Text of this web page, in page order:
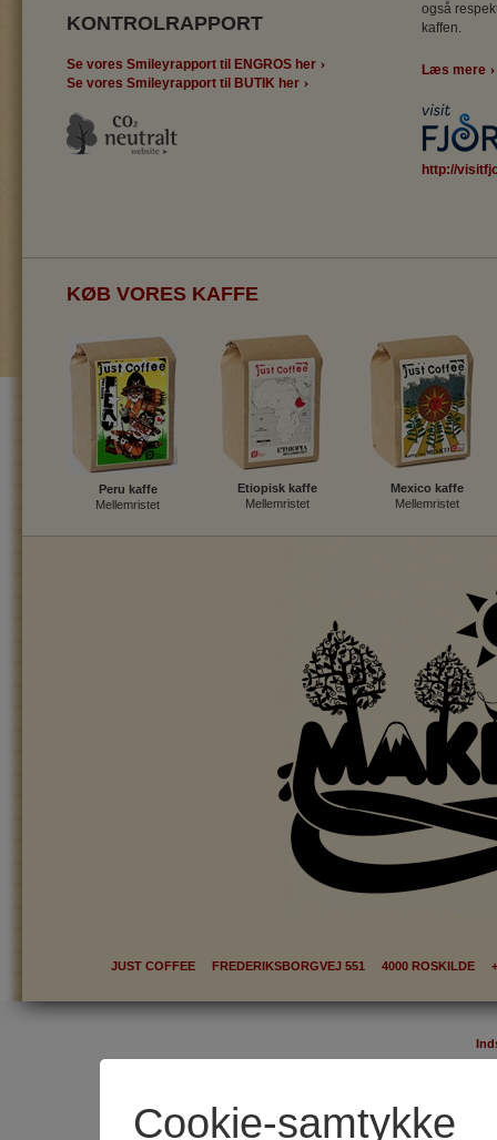
KONTROLRAPPORT
Se vores Smileyrapport til ENGROS her
Se vores Smileyrapport til BUTIK her
også
kaffen.
Læs mere
http://
KØB VORES KAFFE
JUST COFFEE FREDERIKSBORGVEJ 551 4000 ROSKILDE
Cookie-samtykke